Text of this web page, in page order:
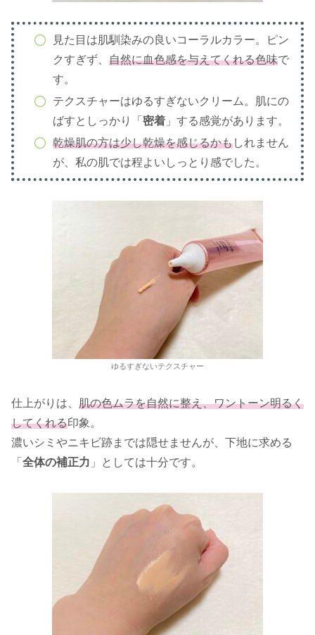
見た目は肌馴染みの良いコーラルカラー。ピン
クすぎず、 自然に血色感を与えてくれる色味で
す。
テクスチャーはゆるすぎないクリーム。肌にの
ばすとしっかり「 密着」する感覚があります。
乾燥肌の方は少し乾燥を感じるかもしれません
が、私の肌では程よいしっとり感でした。
ゆるすぎないテクスチャー
仕上がりは、 肌の色ムラを自然に整え、ワントーン明るく
してくれる印象。
濃いシミやニキビ跡までは隠せませんが、下地に求める
「 全体の補正力 」としては十分です。